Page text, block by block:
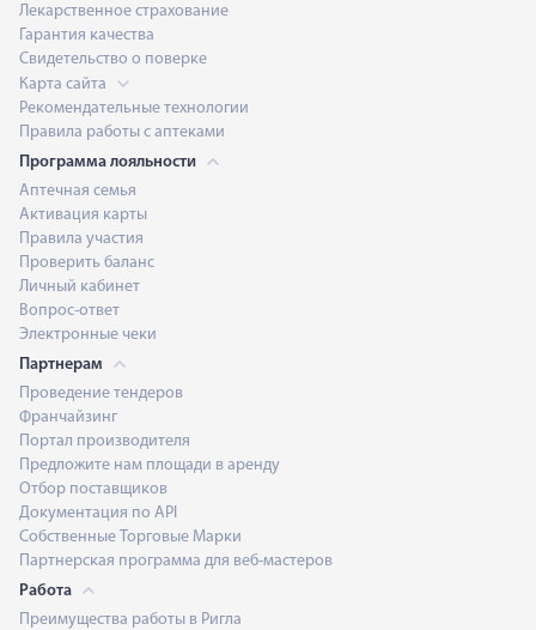
Лекарственное страхование
Гарантия качества
Свидетельство о поверке
Карта сайта
Рекомендательные технологии
Правила работы с аптеками
Программа лояльности
Аптечная семья
Активация карты
Правила участия
Проверить баланс
Личный кабинет
Вопрос-ответ
Электронные чеки
Партнерам
Проведение тендеров
Франчайзинг
Портал производителя
Предложите нам площади в аренду
Отбор поставщиков
Документация по API
Собственные Торговые Марки
Партнерская программа для веб-мастеров
Работа
Преимущества работы в Ригла